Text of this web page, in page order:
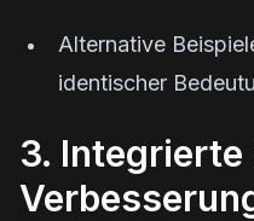
Alternative
identischer
3. Integrierte